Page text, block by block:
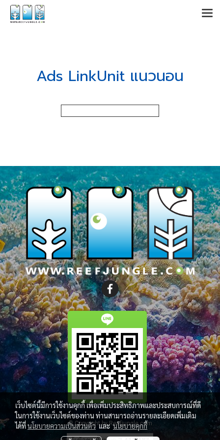
Ads LinkUnit แนวนอน
© Copyright by Reefjungle.com
เว็บไซต์นี้มีการใช้งานคุกกี้ เพื่อเพิ่มประสิทธิภาพและประสบการณ์ที่ดี
ในการใช้งานเว็บไซต์ของท่าน ท่านสามารถอ่านรายละเอียดเพิ่มเติม
ได้ที่นโยบายความเป็นส่วนตัวและนโยบายคุกกี้